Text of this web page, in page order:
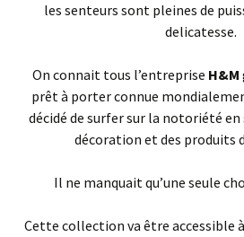
les senteurs sont pleines de
delicatesse.
On connait tous l’entreprise H&M
prêt à porter connue
décidé de surfer sur la notoriété
décoration et des produits
Il ne manquait qu’une seule
Cette collection va être accessible